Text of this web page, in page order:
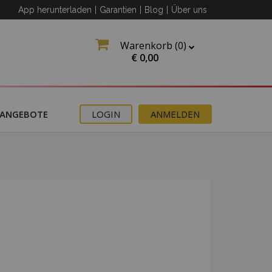
App herunterladen Garantien Blog Über uns
Warenkorb (0)
€ 0,00
ANGEBOTE ANMELDEN
LOGIN